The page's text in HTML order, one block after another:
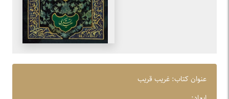
عنوان کتاب: غریب قریب